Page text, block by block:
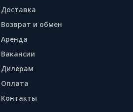
Доставка
Возврат и обмен
Аренда
Вакансии
Дилерам
Оплата
Контакты